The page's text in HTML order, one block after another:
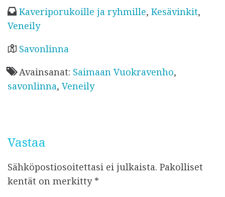
b
o
o
k
r esA e
l
k
a
s
t
Kaveriporukoille ja ryhmille, Kesävinkit,
Veneily
Savonlinna
Avainsanat: Saimaan Vuokravenho,
savonlinna, Veneily
Vastaa
Sähköpostiosoitettasi ei julkaista. Pakolliset
kentät on merkitty *